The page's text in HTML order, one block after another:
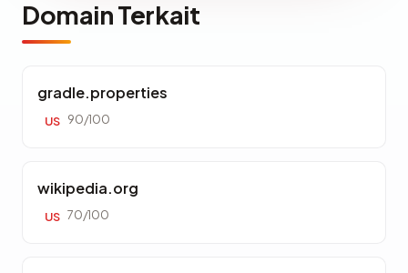
Domain Terkait
gradle.properties
US 90/100
wikipedia.org
US 70/100